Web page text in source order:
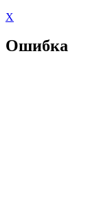
X
Ошибка